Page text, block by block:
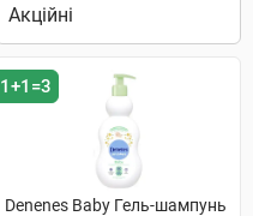
1+1=3
Denenes Baby Гель-шампунь